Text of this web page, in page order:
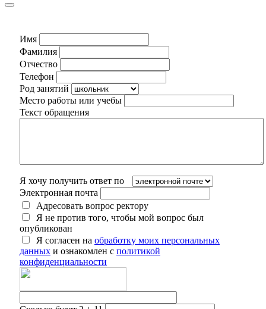
Имя
Фамилия
Отчество
Телефон
Род занятий
Место работы или учебы
Текст обращения
Я хочу получить ответ по
Электронная почта
Адресовать вопрос ректору
Я не против того, чтобы мой вопрос был
опубликован
Я согласен на обработку моих персональных
данных и ознакомлен с политикой
конфиденциальности